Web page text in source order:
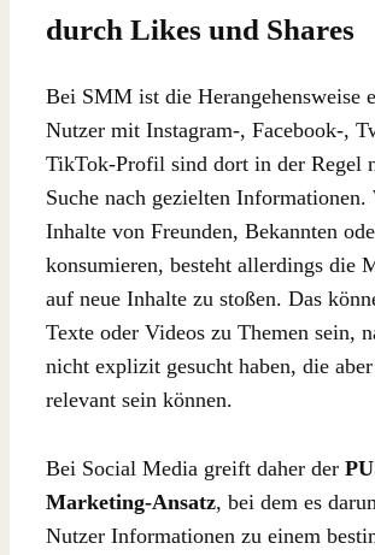
durch Likes und Shares
Bei SMM ist die Herangehensweise
Nutzer mit Instagram-, Facebook-,
TikTok-Profil sind dort in der Regel
Suche nach gezielten Informationen.
Inhalte von Freunden, Bekannten
konsumieren, besteht allerdings die
auf neue Inhalte zu stoßen. Das
Texte oder Videos zu Themen sein,
nicht explizit gesucht haben, die
relevant sein können.
Bei Social Media greift daher der
Marketing-Ansatz, bei dem es
Nutzer Informationen zu einem